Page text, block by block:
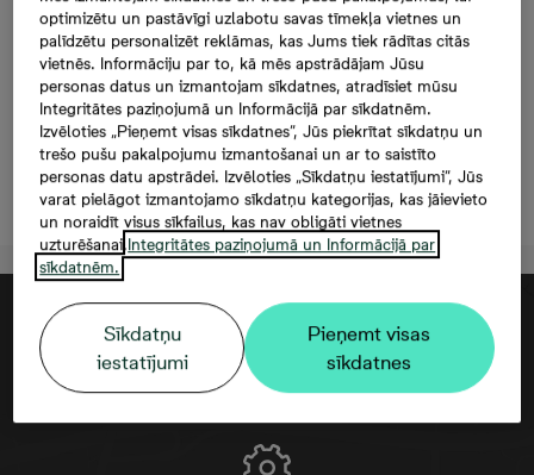
Mazā Stacijas 5-61, 61,
178 000 €, 3 комнаты,
61,8 м²
Oставить контактную информацию
optimizētu un pastāvīgi uzlabotu savas tīmekļa vietnes un
palīdzētu personalizēt reklāmas, kas Jums tiek rādītas citās
vietnēs. Informāciju par to, kā mēs apstrādājam Jūsu
personas datus un izmantojam sīkdatnes, atradīsiet mūsu
Integritātes paziņojumā un Informācijā par sīkdatnēm.
Izvēloties „Pieņemt visas sīkdatnes”, Jūs piekrītat sīkdatņu un
trešo pušu pakalpojumu izmantošanai un ar to saistīto
personas datu apstrādei. Izvēloties „Sīkdatņu iestatījumi”, Jūs
varat pielāgot izmantojamo sīkdatņu kategorijas, kas jāievieto
un noraidīt visus sīkfailus, kas nav obligāti vietnes
uzturēšanai.Integritātes paziņojumā un Informācijā par
sīkdatnēm.
Sīkdatņu
iestatījumi
Pieņemt visas
sīkdatnes